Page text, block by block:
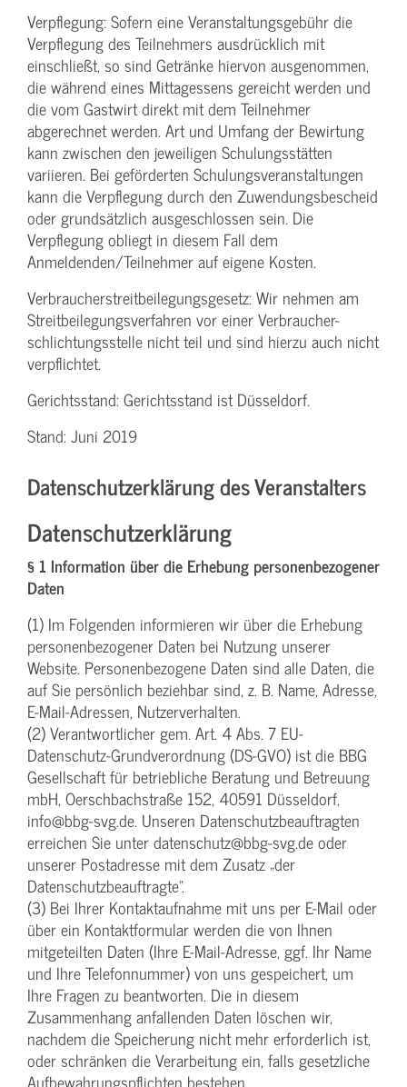
Verpflegung: Sofern eine Veranstaltungs­gebühr die
Verpflegung des Teilnehmers ausdrücklich mit
einschließt, so sind Getränke hiervon ausgenommen,
die während eines Mittagessens gereicht werden und
die vom Gastwirt direkt mit dem Teilnehmer
abgerechnet werden. Art und Umfang der Bewirtung
kann zwischen den jeweiligen Schulungsstätten
variieren. Bei geförderten Schulungs­veranstaltungen
kann die Verpflegung durch den Zuwendungs­bescheid
oder grundsätzlich ausgeschlossen sein. Die
Verpflegung obliegt in diesem Fall dem
Anmeldenden/­Teilnehmer auf eigene Kosten.
Verbraucher­streitbeilegungs­gesetz: Wir nehmen am
Streit­beilegungs­verfahren vor einer Verbraucher­
schlichtungs­stelle nicht teil und sind hierzu auch nicht
verpflichtet.
Gerichtsstand: Gerichtsstand ist Düsseldorf.
Stand: Juni 2019
Datenschutzerklärung des Veranstalters
Datenschutzerklärung
§ 1 Information über die Erhebung personenbezogener
Daten
(1) Im Folgenden informieren wir über die Erhebung
personenbezogener Daten bei Nutzung unserer
Website. Personenbezogene Daten sind alle Daten, die
auf Sie persönlich beziehbar sind, z. B. Name, Adresse,
E-Mail-Adressen, Nutzerverhalten.
(2) Verantwortlicher gem. Art. 4 Abs. 7 EU-
Datenschutz-Grundverordnung (DS-GVO) ist die BBG
Gesellschaft für betriebliche Beratung und Betreuung
mbH, Oerschbachstraße 152, 40591 Düsseldorf,
info@bbg-svg.de. Unseren Datenschutzbeauftragten
erreichen Sie unter datenschutz@bbg-svg.de oder
unserer Postadresse mit dem Zusatz „der
Datenschutzbeauftragte“.
(3) Bei Ihrer Kontaktaufnahme mit uns per E-Mail oder
über ein Kontaktformular werden die von Ihnen
mitgeteilten Daten (Ihre E-Mail-Adresse, ggf. Ihr Name
und Ihre Telefonnummer) von uns gespeichert, um
Ihre Fragen zu beantworten. Die in diesem
Zusammenhang anfallenden Daten löschen wir,
nachdem die Speicherung nicht mehr erforderlich ist,
oder schränken die Verarbeitung ein, falls gesetzliche